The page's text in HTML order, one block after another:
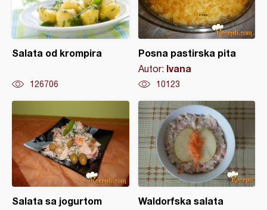
Salata od krompira
126706
Posna pastirska pita
Autor: Ivana
10123
Salata sa jogurtom Waldorfska salata